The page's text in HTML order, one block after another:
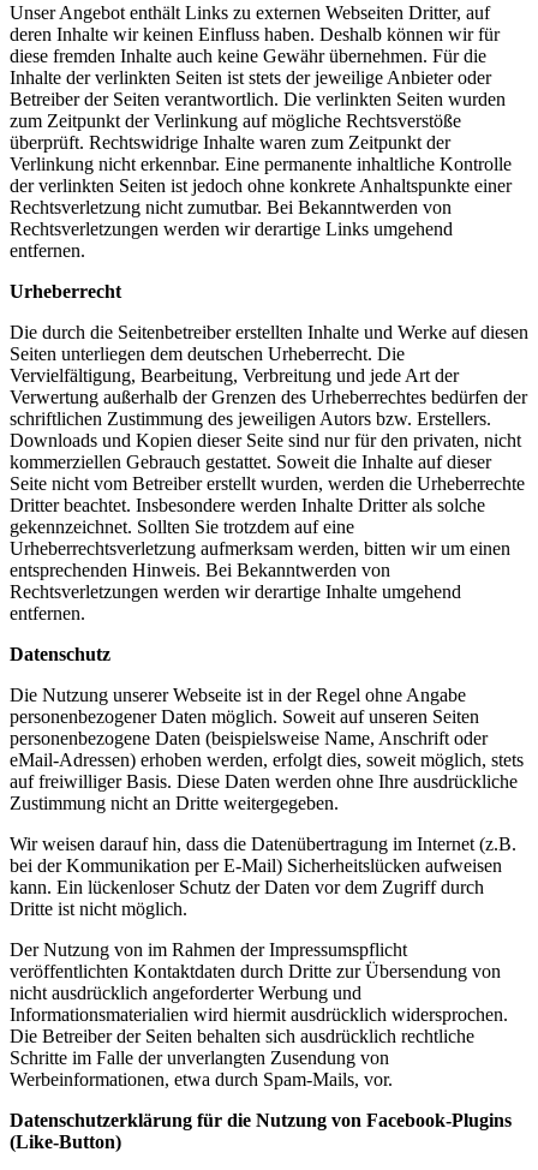
Unser Angebot enthält Links zu externen Webseiten Dritter, auf
deren Inhalte wir keinen Einfluss haben. Deshalb können wir für
diese fremden Inhalte auch keine Gewähr übernehmen. Für die
Inhalte der verlinkten Seiten ist stets der jeweilige Anbieter oder
Betreiber der Seiten verantwortlich. Die verlinkten Seiten wurden
zum Zeitpunkt der Verlinkung auf mögliche Rechtsverstöße
überprüft. Rechtswidrige Inhalte waren zum Zeitpunkt der
Verlinkung nicht erkennbar. Eine permanente inhaltliche Kontrolle
der verlinkten Seiten ist jedoch ohne konkrete Anhaltspunkte einer
Rechtsverletzung nicht zumutbar. Bei Bekanntwerden von
Rechtsverletzungen werden wir derartige Links umgehend
entfernen.
Urheberrecht
Die durch die Seitenbetreiber erstellten Inhalte und Werke auf diesen
Seiten unterliegen dem deutschen Urheberrecht. Die
Vervielfältigung, Bearbeitung, Verbreitung und jede Art der
Verwertung außerhalb der Grenzen des Urheberrechtes bedürfen der
schriftlichen Zustimmung des jeweiligen Autors bzw. Erstellers.
Downloads und Kopien dieser Seite sind nur für den privaten, nicht
kommerziellen Gebrauch gestattet. Soweit die Inhalte auf dieser
Seite nicht vom Betreiber erstellt wurden, werden die Urheberrechte
Dritter beachtet. Insbesondere werden Inhalte Dritter als solche
gekennzeichnet. Sollten Sie trotzdem auf eine
Urheberrechtsverletzung aufmerksam werden, bitten wir um einen
entsprechenden Hinweis. Bei Bekanntwerden von
Rechtsverletzungen werden wir derartige Inhalte umgehend
entfernen.
Datenschutz
Die Nutzung unserer Webseite ist in der Regel ohne Angabe
personenbezogener Daten möglich. Soweit auf unseren Seiten
personenbezogene Daten (beispielsweise Name, Anschrift oder
eMail-Adressen) erhoben werden, erfolgt dies, soweit möglich, stets
auf freiwilliger Basis. Diese Daten werden ohne Ihre ausdrückliche
Zustimmung nicht an Dritte weitergegeben.
Wir weisen darauf hin, dass die Datenübertragung im Internet (z.B.
bei der Kommunikation per E-Mail) Sicherheitslücken aufweisen
kann. Ein lückenloser Schutz der Daten vor dem Zugriff durch
Dritte ist nicht möglich.
Der Nutzung von im Rahmen der Impressumspflicht
veröffentlichten Kontaktdaten durch Dritte zur Übersendung von
nicht ausdrücklich angeforderter Werbung und
Informationsmaterialien wird hiermit ausdrücklich widersprochen.
Die Betreiber der Seiten behalten sich ausdrücklich rechtliche
Schritte im Falle der unverlangten Zusendung von
Werbeinformationen, etwa durch Spam-Mails, vor.
Datenschutzerklärung für die Nutzung von Facebook-Plugins
(Like-Button)